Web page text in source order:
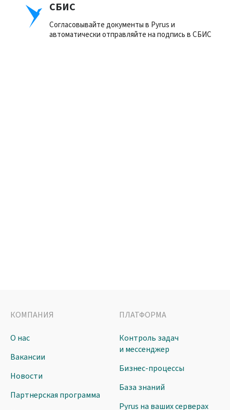
СБИС
Согласовывайте документы в Pyrus и
автоматически отправляйте на подпись в СБИС
КОМПАНИЯ
О нас
Вакансии
Новости
Партнерская программа
ПЛАТФОРМА
Контроль задач
и мессенджер
Бизнес-процессы
База знаний
Pyrus на ваших серверах